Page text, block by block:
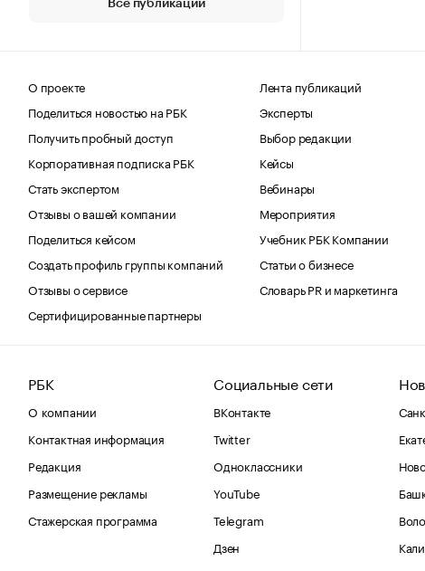
Все публикации
О проекте
Поделиться новостью на РБК
Получить пробный доступ
Корпоративная подписка РБК
Стать экспертом
Отзывы о вашей компании
Поделиться кейсом
Создать профиль группы компаний
Отзывы о сервисе
Сертифицированные партнеры
Лента публикаций
Эксперты
Выбор редакции
Кейсы
Вебинары
Мероприятия
Учебник РБК Компании
Статьи о бизнесе
Словарь PR и маркетинга
РБК
О компании
Контактная информация
Редакция
Размещение рекламы
Стажерская программа
Социальные сети
ВКонтакте
Twitter
Одноклассники
YouTube
Telegram
Дзен